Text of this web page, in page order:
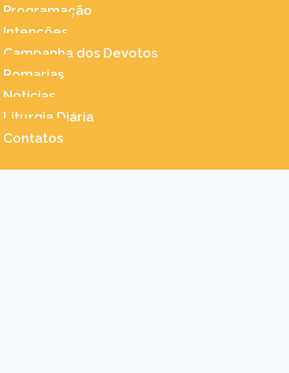
Programação
Intenções
Campanha dos Devotos
Romarias
Notícias
Liturgia Diária
Contatos